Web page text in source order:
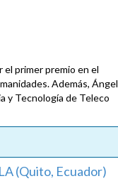
el primer premio en el
Además, Ángel
y Tecnología de Teleco
(Quito, Ecuador)